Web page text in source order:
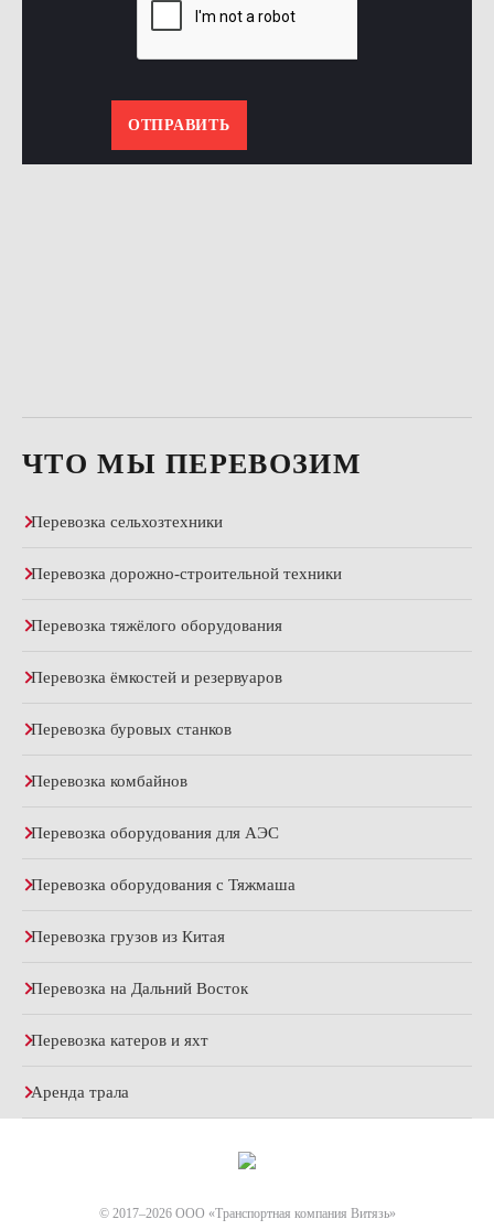
ОТПРАВИТЬ
ЧТО МЫ ПЕРЕВОЗИМ
Перевозка сельхозтехники
Перевозка дорожно-строительной техники
Перевозка тяжёлого оборудования
Перевозка ёмкостей и резервуаров
Перевозка буровых станков
Перевозка комбайнов
Перевозка оборудования для АЭС
Перевозка оборудования с Тяжмаша
Перевозка грузов из Китая
Перевозка на Дальний Восток
Перевозка катеров и яхт
Аренда трала
© 2017–2026 ООО «Транспортная компания Витязь»